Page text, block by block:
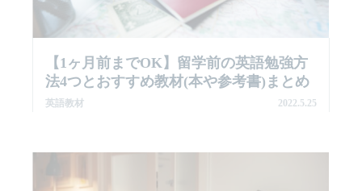
【1ヶ月前までOK】留学前の英語勉強方
法4つとおすすめ教材(本や参考書)まとめ
英語教材 2022.5.25